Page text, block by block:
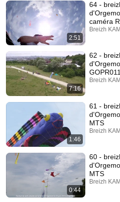
2:51
64 -
caméra
Breizh
7:16
62 -
Breizh
1:46
61 -
MTS
Breizh
0:44
60 -
MTS
Breizh